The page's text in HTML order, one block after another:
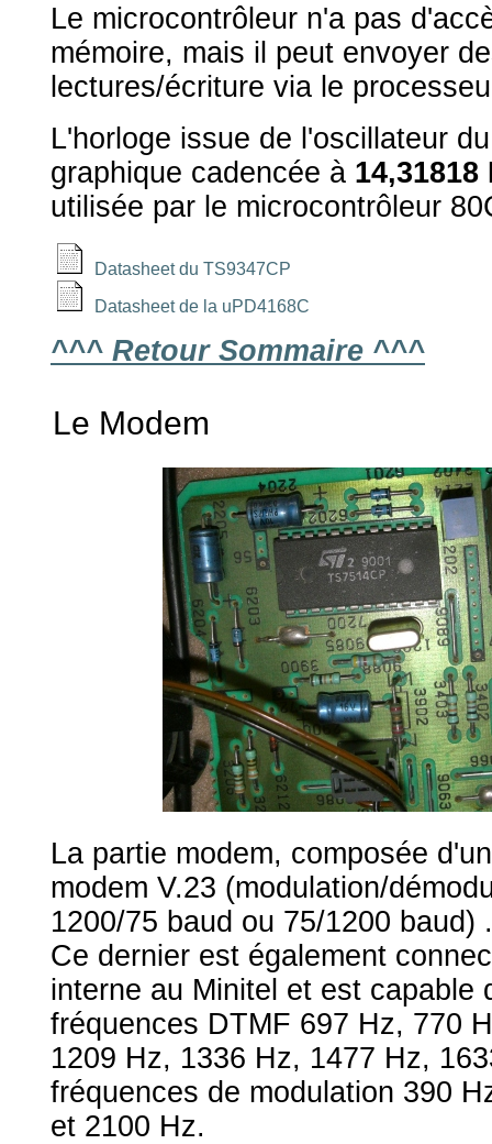
Le microcontrôleur n'a pas
mémoire, mais il peut envoyer
lectures/écriture via le
L'horloge issue de l'oscillateur
graphique cadencée à 14,31818
utilisée par le microcontrôleur
Datasheet du TS9347CP
Datasheet de la uPD4168C
^^^ Retour Sommaire ^^^
Le Modem
La partie modem, composée
modem V.23 (modulation/
1200/75 baud ou 75/1200 baud) .
Ce dernier est également
interne au Minitel et est capable
fréquences DTMF 697 Hz, 770
1209 Hz, 1336 Hz, 1477 Hz,
fréquences de modulation 390
et 2100 Hz.